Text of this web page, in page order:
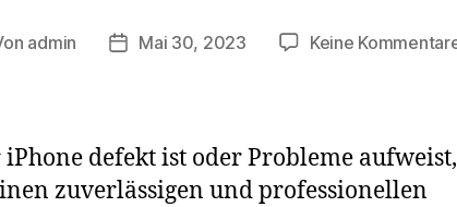
admin Beitragsdatum
Mai 30, 2023 Keine
defekt ist oder Probleme
zuverlässigen und professionellen